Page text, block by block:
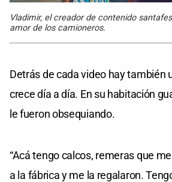
Vladimir, el creador de contenido
amor de los camioneros.
Detrás de cada video hay también
crece día a día. En su habitación
le fueron obsequiando.
“Acá tengo calcos, remeras que
a la fábrica y me la regalaron.